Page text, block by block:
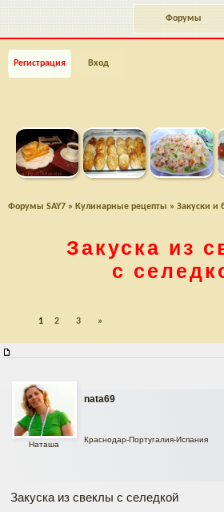
Форумы
Регистрация Вход
Форумы SAY7 » Кулинарные рецепты » Закуски и
Закуска из
с
1 2 3 »
nata69
Наташа
Краснодар-Португалия-Испания
Закуска из свеклы с селедкой